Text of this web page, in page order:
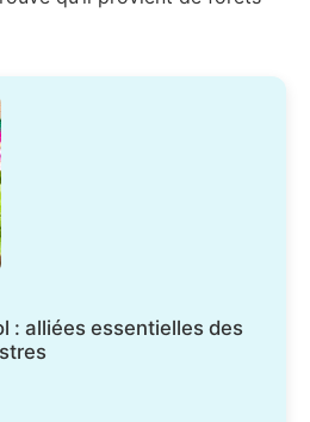
: alliées essentielles des